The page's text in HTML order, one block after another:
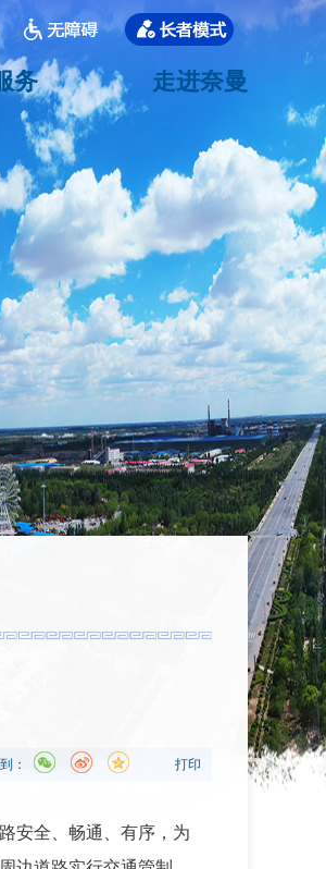
务 走进奈曼
打印
：
安全、畅通、有序，为